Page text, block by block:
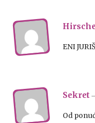
ENI
Sekret
Od